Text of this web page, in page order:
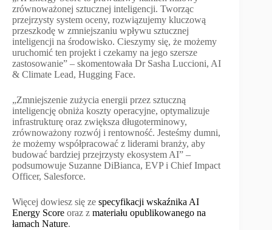
zrównoważonej sztucznej inteligencji. Tworząc
przejrzysty system oceny, rozwiązujemy kluczową
przeszkodę w zmniejszaniu wpływu sztucznej
inteligencji na środowisko. Cieszymy się, że możemy
uruchomić ten projekt i czekamy na jego szersze
zastosowanie” – skomentowała Dr Sasha Luccioni, AI
& Climate Lead, Hugging Face.
„Zmniejszenie zużycia energii przez sztuczną
inteligencję obniża koszty operacyjne, optymalizuje
infrastrukturę oraz zwiększa długoterminowy,
zrównoważony rozwój i rentowność. Jesteśmy dumni,
że możemy współpracować z liderami branży, aby
budować bardziej przejrzysty ekosystem AI” –
podsumowuje Suzanne DiBianca, EVP i Chief Impact
Officer, Salesforce.
Więcej dowiesz się ze specyfikacji wskaźnika AI
Energy Score oraz z materiału opublikowanego na
łamach Nature.